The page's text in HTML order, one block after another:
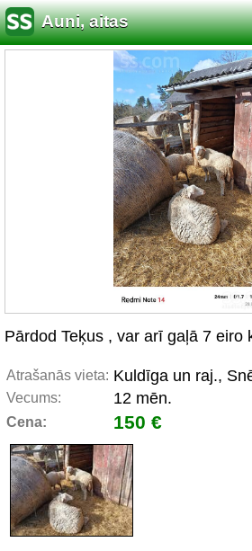
Auni, aitas
Pārdod Teķus , var arī gaļā 7 eiro
Atrašanās vieta: Kuldīga un raj.,
Vecums: 12 mēn.
Cena: 150 €